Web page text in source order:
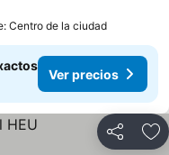
Centro de la ciudad
Ver precios
Compartir